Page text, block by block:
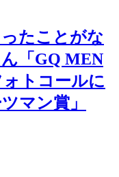
ったことがな
「GQ MEN
ォトコールに
マン賞」